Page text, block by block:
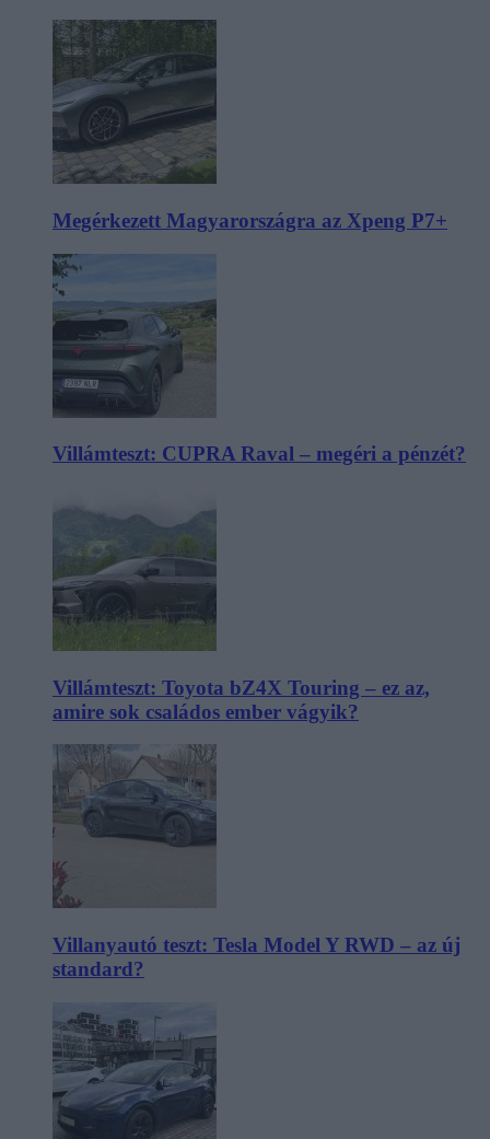
Megérkezett Magyarországra az Xpeng P7+
Villámteszt: CUPRA Raval – megéri a pénzét?
Villámteszt: Toyota bZ4X Touring – ez az,
amire sok családos ember vágyik?
Villanyautó teszt: Tesla Model Y RWD – az új
standard?